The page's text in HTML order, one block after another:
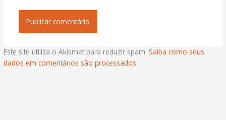
Este site utiliza o Akismet para reduzir spam.Saiba como seus
dados em comentários são processados.